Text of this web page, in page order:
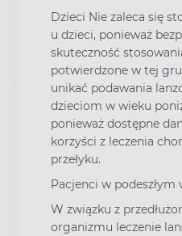
Dzieci Nie zaleca się
u dzieci, ponieważ
skuteczność
potwierdzone w tej
unikać podawania
dzieciom w wieku
ponieważ dostępne
korzyści z leczenia
przełyku.
Pacjenci w podeszłym
W związku z
organizmu leczenie